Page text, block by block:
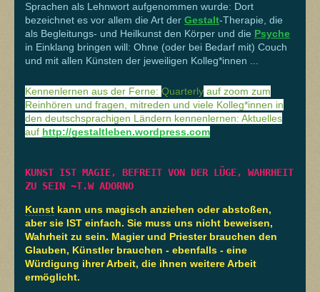
Sprachen als Lehnwort aufgenommen wurde: Dort
bezeichnet es vor allem die Art der Gestalt-Therapie, die
als Begleitungs- und Heilkunst den Körper und die Psyche
in Einklang bringen will: Ohne (oder bei Bedarf mit) Couch
und mit allen Künsten der jeweiligen Kolleg*innen ...
Kennenlernen aus der Ferne: Quarterly auf zoom zum
Reinhören und fragen, mitreden und viele Kolleg*innen in
den deutschsprachigen Ländern kennenlernen: Aktuelles
auf http://gestaltleben.wordpress.com
KUNST IST MAGIE, BEFREIT VON DER LÜGE, WAHRHEIT
ZU SEIN ~T.W ADORNO
Kunst kann uns magisch anziehen oder abstoßen,
aber sie IST einfach. Sie muss uns nicht beweisen,
Wahrheit zu sein. Magier und Priester brauchen den
Glauben, Künstler brauchen - ebenfalls - eine
Würdigung ihrer Arbeit, die ihnen weitere Arbeit
ermöglicht.